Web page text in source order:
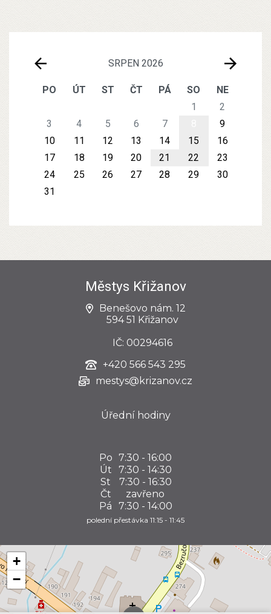
SRPEN 2026
PO ÚT ST ČT PÁ SO
NE
1
2
3
4 5 6 7
9
10
11 12 13 14 15
16
17
18 19 20 21 22
23
24
25 26 27 28 29
30
31
Městys Křižanov
Benešovo nám. 12
594 51 Křižanov
IČ: 00294616
+420 566 543 295
mestys@krizanov.cz
Úřední hodiny
Po 7:30 - 16:00
Út
7:30 - 14:30
St
7:30 - 16:30
Čt
zavřeno
Pá
7:30 - 14:00
polední přestávka 11:15 - 11:45
+
−